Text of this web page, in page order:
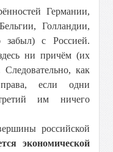
Германии,
Голландии,
забыл) с Россией.
ни причём (их
Следовательно, как
если одни
им ничего
российской
экономической